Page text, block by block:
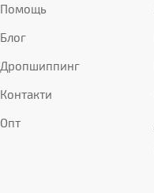
Помощь
Блог
Дропшиппинг
Контакти
Опт